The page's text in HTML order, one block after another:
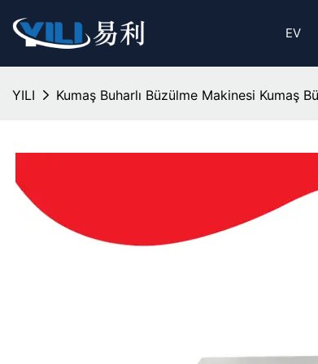
EV
YILI Kumaş Buharlı Büzülme Makinesi Kumaş